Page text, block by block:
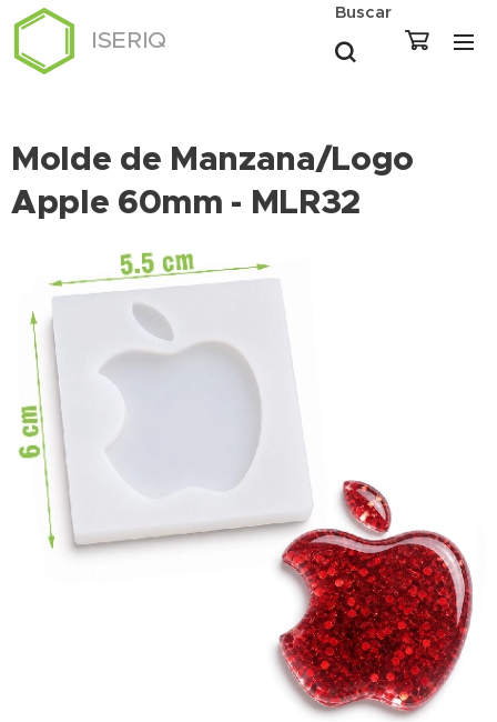
ISERIQ
Buscar
Molde de Manzana/Logo
Apple 60mm - MLR32